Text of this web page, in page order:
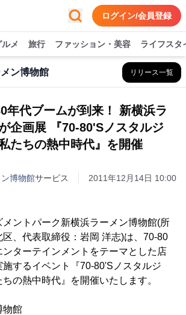
ログイン/会員登録
ルメ 旅行 ファッション・美容 ライフスタ
ン博物館 リリース一覧
年代ブームが到来！ 新横浜ラ
企画展 『70-80'Sノスタルジ
たちの熱中時代』を開催
博物館サービス 2011年12月14日 10:00
ントパーク新横浜ラーメン博物館(所
、代表取締役：岩岡 洋志)は、70-80
ターテインメントをテーマとした店
するイベント『70-80'Sノスタルジ
の熱中時代』を開催いたします。
物館